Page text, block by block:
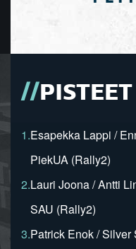
1.Esapekka Lappi /
PiekUA (Rally2)
2.Lauri Joona / Antti
SAU (Rally2)
3.Patrick Enok / Silver